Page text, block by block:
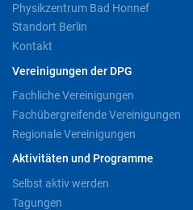
Physikzentrum Bad Honnef
Standort Berlin
Kontakt
Vereinigungen der DPG
Fachliche Vereinigungen
Fachübergreifende Vereinigungen
Regionale Vereinigungen
Aktivitäten und Programme
Selbst aktiv werden
Tagungen